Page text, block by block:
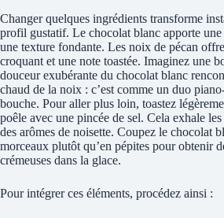
Changer quelques ingrédients transforme
profil gustatif. Le chocolat blanc apporte une
une texture fondante. Les noix de pécan
croquant et une note toastée. Imaginez une
douceur exubérante du chocolat blanc
chaud de la noix : c’est comme un duo
bouche. Pour aller plus loin, toastez
poêle avec une pincée de sel. Cela exhale
des arômes de noisette. Coupez le chocolat
morceaux plutôt qu’en pépites pour obtenir
crémeuses dans la glace.
Pour intégrer ces éléments, procédez ainsi :